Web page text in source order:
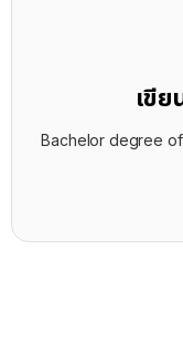
เขีย
Bachelor degree